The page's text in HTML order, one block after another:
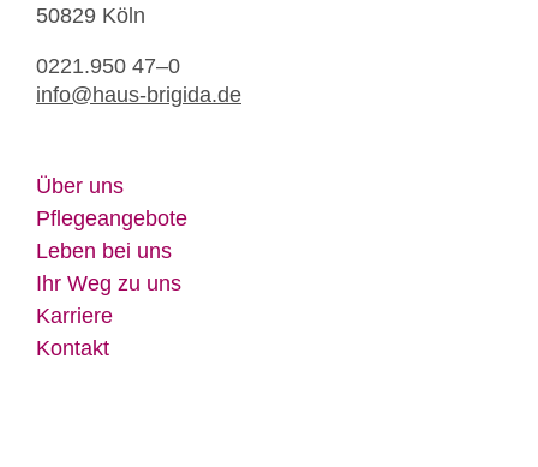
50829 Köln
0221.950 47–0
info@​haus-​brigida.​de
Über uns
Pfle­ge­an­ge­bo­te
Le­ben bei uns
Ihr Weg zu uns
Kar­rie­re
Kon­takt